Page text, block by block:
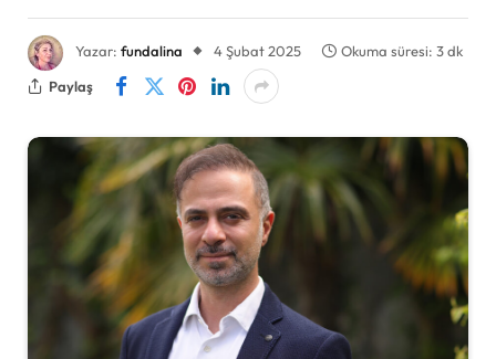
Yazar: fundalina 4 Şubat 2025
Okuma süresi: 3 dk
Paylaş